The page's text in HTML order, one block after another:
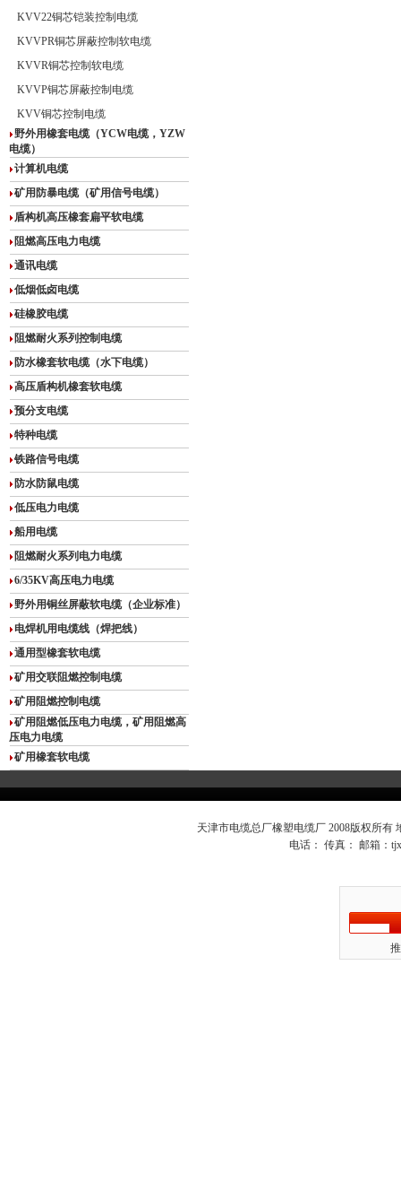
KVV22铜芯铠装控制电缆
KVVPR铜芯屏蔽控制软电缆
KVVR铜芯控制软电缆
KVVP铜芯屏蔽控制电缆
KVV铜芯控制电缆
野外用橡套电缆（YCW电缆，YZW
电缆）
计算机电缆
矿用防暴电缆（矿用信号电缆）
盾构机高压橡套扁平软电缆
阻燃高压电力电缆
通讯电缆
低烟低卤电缆
硅橡胶电缆
阻燃耐火系列控制电缆
防水橡套软电缆（水下电缆）
高压盾构机橡套软电缆
预分支电缆
特种电缆
铁路信号电缆
防水防鼠电缆
低压电力电缆
船用电缆
阻燃耐火系列电力电缆
6/35KV高压电力电缆
野外用铜丝屏蔽软电缆（企业标准）
电焊机用电缆线（焊把线）
通用型橡套软电缆
矿用交联阻燃控制电缆
矿用阻燃控制电缆
矿用阻燃低压电力电缆，矿用阻燃高
压电力电缆
矿用橡套软电缆
天津市电缆总厂橡塑电缆厂 2008版权所
电话： 传真： 邮箱：